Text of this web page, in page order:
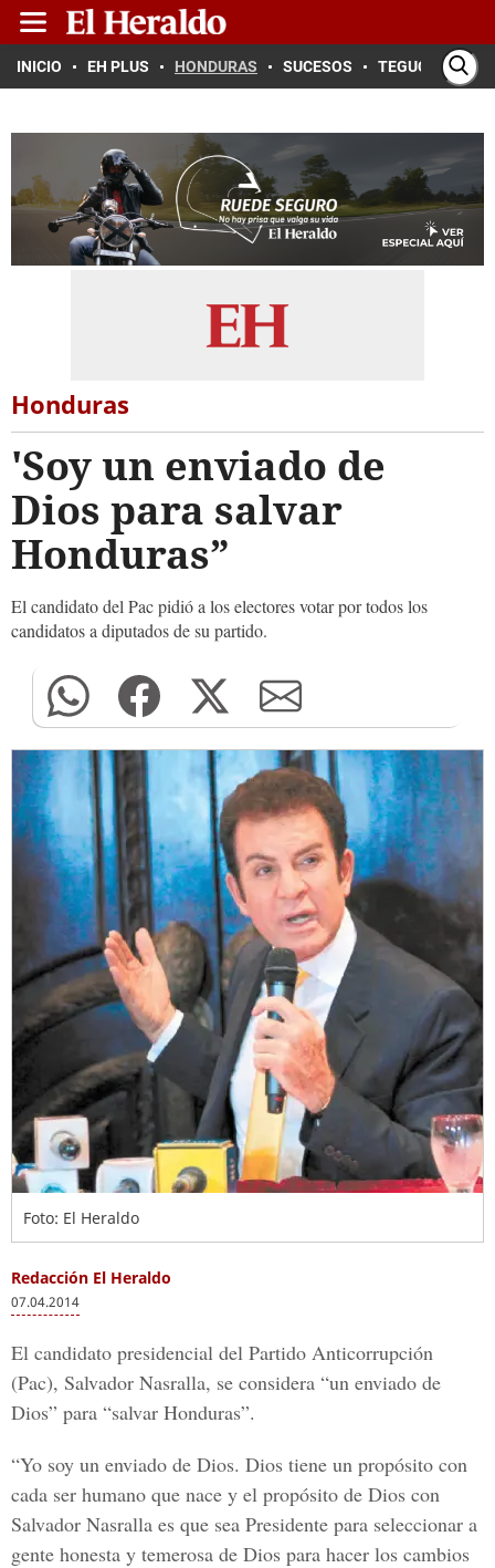
INICIO EH PLUS HONDURAS SUCESOS TEGUCIGALPA
Honduras
'Soy un enviado de
Dios para salvar
Honduras”
El candidato del Pac pidió a los electores votar por todos los
candidatos a diputados de su partido.
Foto: El Heraldo
Redacción El Heraldo
07.04.2014
El candidato presidencial del Partido Anticorrupción
(Pac), Salvador Nasralla, se considera “un enviado de
Dios” para “salvar Honduras”.
“Yo soy un enviado de Dios. Dios tiene un propósito con
cada ser humano que nace y el propósito de Dios con
Salvador Nasralla es que sea Presidente para seleccionar a
gente honesta y temerosa de Dios para hacer los cambios